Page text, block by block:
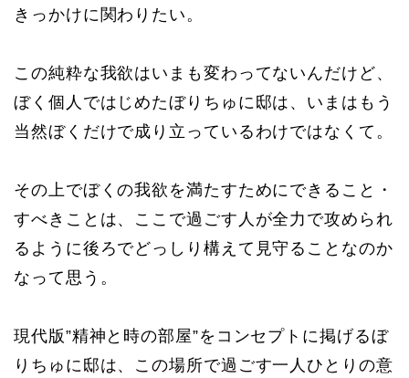
きっかけに関わりたい。
この純粋な我欲はいまも変わってないんだけど、
ぼく個人ではじめたぼりちゅに邸は、いまはもう
当然ぼくだけで成り立っているわけではなくて。
その上でぼくの我欲を満たすためにできること・
すべきことは、ここで過ごす人が全力で攻められ
るように後ろでどっしり構えて見守ることなのか
なって思う。
現代版”精神と時の部屋”をコンセプトに掲げるぼ
りちゅに邸は、この場所で過ごす一人ひとりの意